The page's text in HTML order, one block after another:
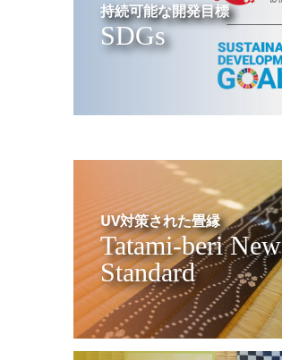
持続可能な開発目標
SDGs
UV対策された畳縁
Tatami-beri New
Standard